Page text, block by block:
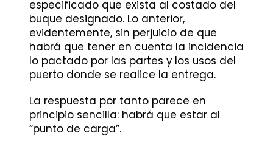
especificado que exista al costado del
buque designado. Lo anterior,
evidentemente, sin perjuicio de que
habrá que tener en cuenta la incidencia
lo pactado por las partes y los usos del
puerto donde se realice la entrega.
La respuesta por tanto parece en
principio sencilla: habrá que estar al
“punto de carga”.